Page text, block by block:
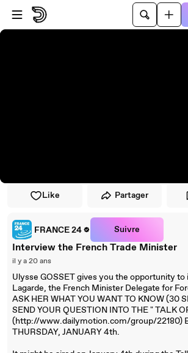
Passer au player
Passer au contenu principal
Like Partager
FRANCE 24 Suivre
Interview the French Trade Minister
il y a 20 ans
Ulysse GOSSET gives you the opportunity
Lagarde, the French Minister Delegate for
ASK HER WHAT YOU WANT TO KNOW (30
SEND YOUR QUESTION INTO THE " TALK
(http://www.dailymotion.com/group/22180)
THURSDAY, JANUARY 4th.